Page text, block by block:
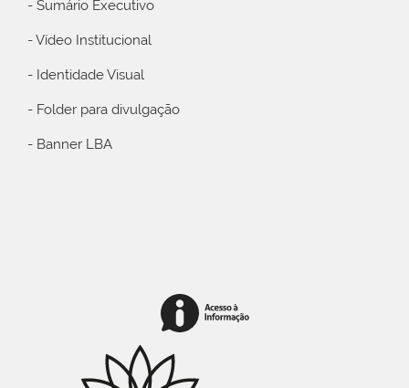
- Sumário Executivo
- Vídeo Institucional
- Identidade Visual
- Folder para divulgação
- Banner LBA